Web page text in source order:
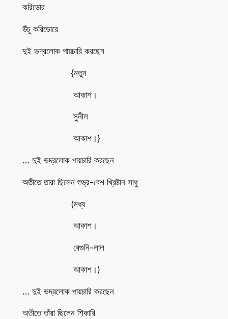
করিডোর
উঁচু করিডোরে
দুই ভদ্রলোক পায়চারি করছেন
{নতুন
আকাশ।
সুনীল
আকাশ।}
… দুই ভদ্রলোক পায়চারি করছেন
অতীতে তারা ছিলেন শুভ্র-বেশ খ্রিষ্টান সাধু
(মধ্য
আকাশ।
বেগুনি-লাল
আকাশ।)
… দুই ভদ্রলোক পায়চারি করছেন
অতীতে তাঁরা ছিলেন শিকারি